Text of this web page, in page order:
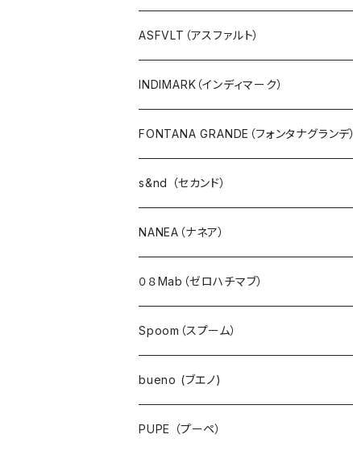
プルオーバー・カットソー
ブラウス・ポンチョ
パーカ・フード
カーディガン
アウター・ダウン・コート
ジャケット・ブルゾン・羽織
ベスト・ダウンベスト
ワンピース・チュニック
スカート・ジャンパースカート
ASFVLT（アスファルト）
INDIMARK（インディマーク）
FONTANA GRANDE（フォンタナグランデ）
s&nd （セカンド）
NANEA（ナネア）
０８Mab（ゼロハチマブ）
Spoom（スプーム）
bueno (ブエノ)
PUPE （プーペ）